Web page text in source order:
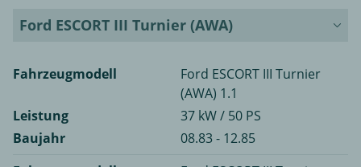
Ford ESCORT III Turnier (AWA)
Fahrzeugmodell
Ford ESCORT III Turnier
(AWA) 1.1
Leistung
37 kW / 50 PS
Baujahr
08.83 - 12.85